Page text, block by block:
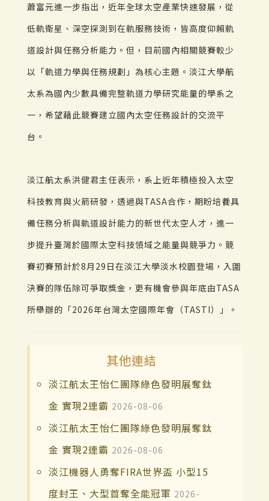
蕭富元進一步指出，近年全球太空產業快速發展，從
低軌衛星、深空探測到在軌服務技術，皆高度仰賴軌
道設計與任務分析能力。但，目前國內相關競賽較少
以「軌道力學與任務規劃」為核心主題。淡江大學航
太系為國內少數具備完整軌道力學研究能量的學系之
一，希望藉此競賽建立國內太空任務設計的交流平
台。
淡江航太系洪健君主任表示，系上近年積極投入太空
科技教育與火箭研發，透過與TASA合作，期盼培養具
備任務分析與軌道設計能力的新世代太空人才，進一
步提升臺灣於國際太空科技領域之能量與競爭力。競
賽初賽預計於8月29日在淡江大學淡水校園登場，入圍
決賽的隊伍除可爭取獎金，更有機會參與年底由TASA
所舉辦的「2026年台灣太空國際年會（TASTI）」。
其他連結
淡江航太王怡仁團隊綠色發明展奪鈦
金 實現2連霸 2026-08-06
淡江航太王怡仁團隊綠色發明展奪鈦
金 實現2連霸 2026-08-06
淡江機器人勇奪FIRA世界盃 小型15
度封王、大型首奪全能冠軍 2026-